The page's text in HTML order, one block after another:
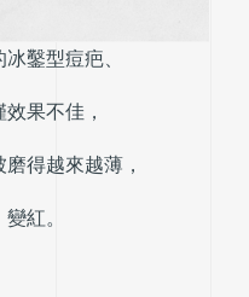
鑿型痘疤、
果不佳，
得越來越薄，
紅。